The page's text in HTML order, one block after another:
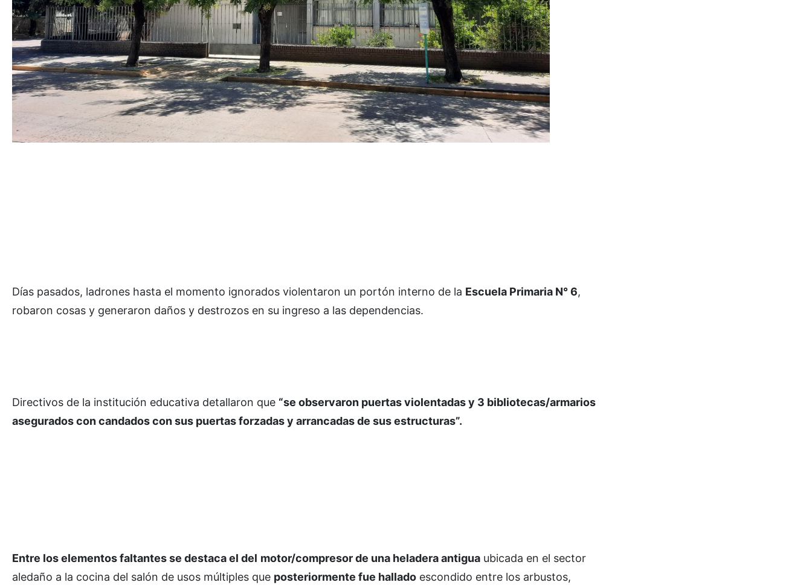
Días pasados, ladrones hasta el momento ignorados violentaron un portón interno de la Escuela Primaria N° 6,
robaron cosas y generaron daños y destrozos en su ingreso a las dependencias.
Directivos de la institución educativa detallaron que “se observaron puertas violentadas y 3 bibliotecas/armarios
asegurados con candados con sus puertas forzadas y arrancadas de sus estructuras”.
Entre los elementos faltantes se destaca el del motor/compresor de una heladera antigua ubicada en el sector
aledaño a la cocina del salón de usos múltiples que posteriormente fue hallado escondido entre los arbustos,